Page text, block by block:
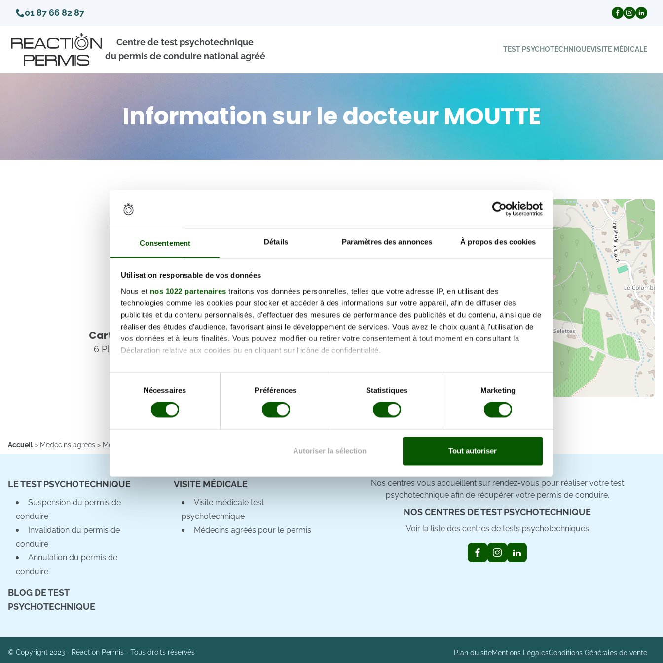
Consentement Détails Paramètres des annonces À propos des cookies
Utilisation responsable de vos données
Nous et nos 1022 partenaires traitons vos données personnelles, telles que votre adresse IP, en utilisant des
technologies comme les cookies pour stocker et accéder à des informations sur votre appareil, afin de diffuser des
publicités et du contenu personnalisés, d'effectuer des mesures de performance des publicités et du contenu, ainsi que de
réaliser des études d’audience, favorisant ainsi le développement de services. Vous avez le choix quant à l'utilisation de
vos données et à leurs finalités. Vous pouvez modifier ou retirer votre consentement à tout moment en consultant la
Déclaration relative aux cookies ou en cliquant sur l'icône de confidentialité.
Si vous le permettez, nous aimerions également :
Collecter des informations sur votre localisation géographique qui peuvent être précises à plusieurs mètres près
digitales).
. Vous pouvez modifier ou retirer votre consentement à tout moment à partir de la déclaration sur les cookies.
partenaires de médias sociaux, de publicité et d'analyse, qui peuvent combiner celles-ci avec d'autres informations que
vous leur avez fournies ou qu'ils ont collectées lors de votre utilisation de leurs services.
consentement
Nécessaires Préférences Statistiques Marketing
Autoriser la sélection Tout autoriser
01 87 66 82 87
Centre de test psychotechnique
du permis de conduire national agréé
TEST PSYCHOTECHNIQUEVISITE MÉDICALE
Information sur le docteur MOUTTE
Voir les coordonnées
Carte et informations d'accès
6 Pl. des 6 Canons, 83310 Grimaud
×
−
Accueil> Médecins agréés > Médecins agréés
LE TEST PSYCHOTECHNIQUE
Suspension du permis de
conduire
Invalidation du permis de
conduire
Annulation du permis de
conduire
BLOG DE TEST
PSYCHOTECHNIQUE
VISITE MÉDICALE
Visite médicale test
psychotechnique
Médecins agréés pour le permis
Nos centres vous accueillent sur rendez-vous pour réaliser votre test
psychotechnique afin de récupérer votre permis de conduire.
NOS CENTRES DE TEST PSYCHOTECHNIQUE
Voir la liste des centres de tests psychotechniques
© Copyright 2023 - Réaction Permis - Tous droits réservés Plan du siteMentions LégalesConditions Générales de vente